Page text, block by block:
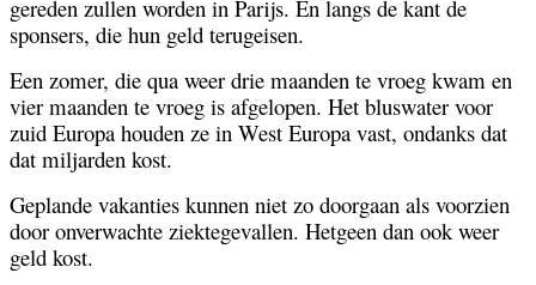
gereden zullen worden in Parijs. En langs de kant de
sponsers, die hun geld terugeisen.
Een zomer, die qua weer drie maanden te vroeg kwam en
vier maanden te vroeg is afgelopen. Het bluswater voor
zuid Europa houden ze in West Europa vast, ondanks dat
dat miljarden kost.
Geplande vakanties kunnen niet zo doorgaan als voorzien
door onverwachte ziektegevallen. Hetgeen dan ook weer
geld kost.